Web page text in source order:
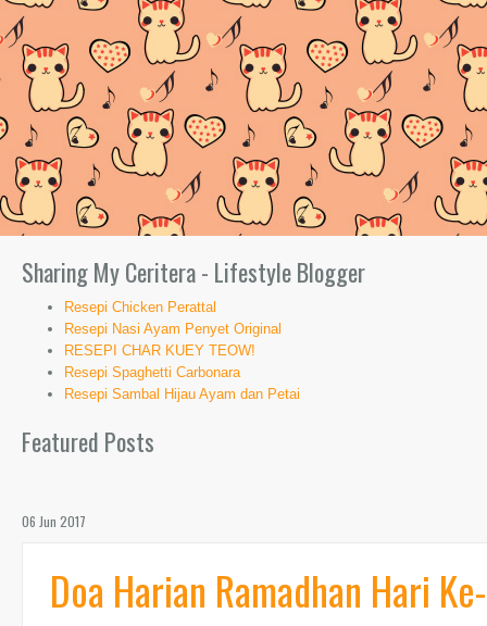
Sharing My Ceritera - Lifestyle Blogger
Resepi Chicken Perattal
Resepi Nasi Ayam Penyet Original
RESEPI CHAR KUEY TEOW!
Resepi Spaghetti Carbonara
Resepi Sambal Hijau Ayam dan Petai
Featured Posts
06 Jun 2017
Doa Harian Ramadhan Hari